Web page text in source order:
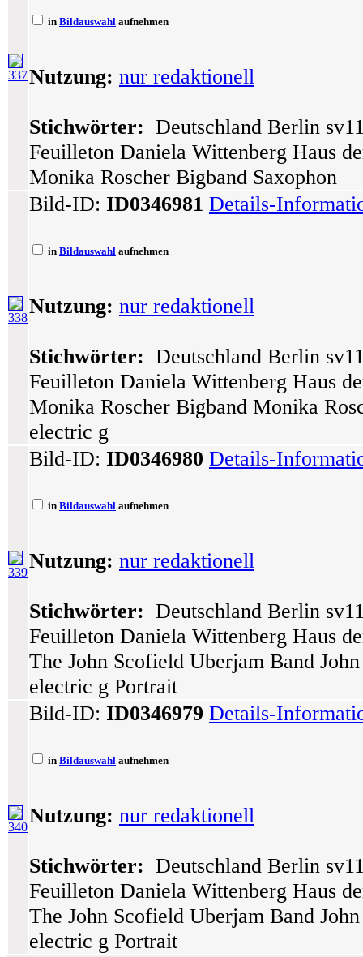
337
in Bildauswahl aufnehmen
Nutzung: nur redaktionell
Stichwörter: Deutschland Berlin
Feuilleton Daniela Wittenberg Haus
Monika Roscher Bigband Saxophon
338
Bild-ID: ID0346981 Details-
in Bildauswahl aufnehmen
Nutzung: nur redaktionell
Stichwörter: Deutschland Berlin
Feuilleton Daniela Wittenberg Haus
Monika Roscher Bigband Monika
electric g
339
Bild-ID: ID0346980 Details-
in Bildauswahl aufnehmen
Nutzung: nur redaktionell
Stichwörter: Deutschland Berlin
Feuilleton Daniela Wittenberg Haus
The John Scofield Uberjam Band
electric g Portrait
340
Bild-ID: ID0346979 Details-
in Bildauswahl aufnehmen
Nutzung: nur redaktionell
Stichwörter: Deutschland Berlin
Feuilleton Daniela Wittenberg Haus
The John Scofield Uberjam Band
electric g Portrait